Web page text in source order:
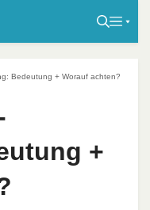
Bedeutung + Worauf achten?
+